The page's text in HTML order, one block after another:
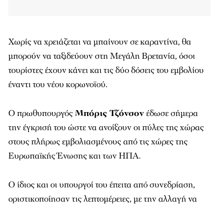
Χωρίς να χρειάζεται να μπαίνουν σε καραντίνα, θα
μπορούν να ταξιδεύουν στη Μεγάλη Βρετανία, όσοι
τουρίστες έχουν κάνει και τις δύο δόσεις του εμβολίου
έναντι του νέου κορωνοϊού.
Ο πρωθυπουργόςΜπόρις Τζόνσονέδωσε σήμερα
την έγκρισή του ώστε να ανοίξουν οι πύλες της χώρας
στους πλήρως εμβολιασμένους από τις χώρες της
Ευρωπαϊκής Ένωσης και των ΗΠΑ.
Ο ίδιος και οι υπουργοί του έπειτα από συνεδρίαση,
οριστικοποίησαν τις λεπτομέρειες, με την αλλαγή να